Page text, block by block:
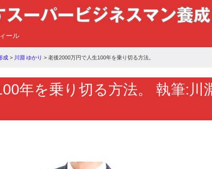
ール
成 > 川淵 ゆかり > 老後2000万円で人生100年を乗り切る方法。
年を乗り切る方法。 執筆:川